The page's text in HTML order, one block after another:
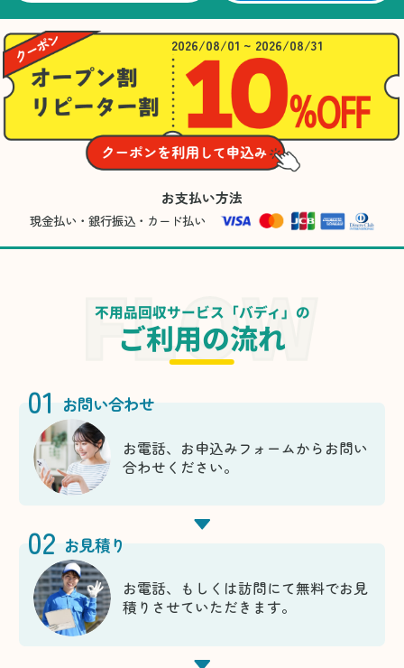
2026/08/01 ~ 2026/08/31
お支払い方法
現金払い・銀行振込・カード払い
不用品回収サービス「バディ」の
ご利用の流れ
01 お問い合わせ
お電話、お申込みフォームからお問い
合わせください。
02 お見積り
お電話、もしくは訪問にて無料でお見
積りさせていただきます。